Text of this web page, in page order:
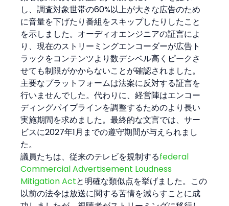
し、調査対象世帯の60%以上が大きな広告のため
に音量を下げたり番組をスキップしたりしたこと
を示しました。オーディオエンジニアの証言によ
り、現在のストリーミングエンコーダーが広告ト
ラックをコンテンツより数デシベル高くピークさ
せても制限がかからないことが確認されました。
主要なプラットフォームは法案に反対する証言を
行いませんでした。代わりに、経営陣はエンコー
ディングパイプラインを調整するためのより長い
実施期間を求めました。最終的な文言では、サー
ビスに2027年1月までの遵守期間が与えられまし
た。
議員たちは、従来のテレビを規制するfederal
Commercial Advertisement Loudness
Mitigation Actと明確な類似点を挙げました。この
以前の法令は放送に関する苦情を減らすことに成